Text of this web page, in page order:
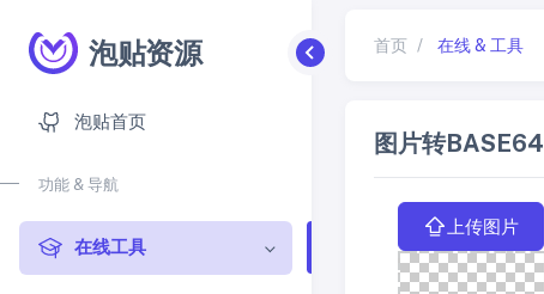
泡贴资源
泡贴首页
功能 & 导航
在线工具
首页 / 在线 & 工具
图片转BASE64
上传图片